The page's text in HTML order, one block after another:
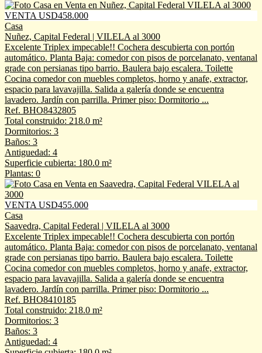
VENTA USD458.000
Casa
Nuñez, Capital Federal | VILELA al 3000
Excelente Triplex impecable!! Cochera descubierta con portón
automático. Planta Baja: comedor con pisos de porcelanato, ventanal
grade con persianas tipo barrio. Baulera bajo escalera. Toilette
Cocina comedor con muebles completos, horno y anafe, extractor,
espacio para lavavajilla. Salida a galería donde se encuentra
lavadero. Jardín con parrilla. Primer piso: Dormitorio ...
Ref. BHO8432805
Total construido: 218.0 m²
Dormitorios: 3
Baños: 3
Antiguedad: 4
Superficie cubierta: 180.0 m²
Plantas: 0
VENTA USD455.000
Casa
Saavedra, Capital Federal | VILELA al 3000
Excelente Triplex impecable!! Cochera descubierta con portón
automático. Planta Baja: comedor con pisos de porcelanato, ventanal
grade con persianas tipo barrio. Baulera bajo escalera. Toilette
Cocina comedor con muebles completos, horno y anafe, extractor,
espacio para lavavajilla. Salida a galería donde se encuentra
lavadero. Jardín con parrilla. Primer piso: Dormitorio ...
Ref. BHO8410185
Total construido: 218.0 m²
Dormitorios: 3
Baños: 3
Antiguedad: 4